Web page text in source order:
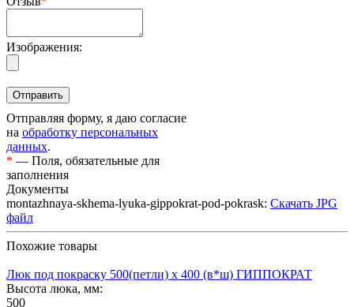
Изображения:
Отправляя форму, я даю согласие
на обработку персональных
данных.
* — Поля, обязательные для
заполнения
Документы
montazhnaya-skhema-lyuka-gippokrat-pod-pokrask: Скачать JPG
файл
Похожие товары
Люк под покраску 500(петли) х 400 (в*ш) ГИППОКРАТ
Высота люка, мм:
500